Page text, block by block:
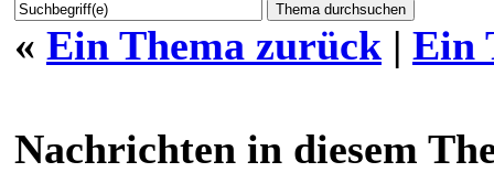
« Ein Thema zurück | Ein
Nachrichten in diesem